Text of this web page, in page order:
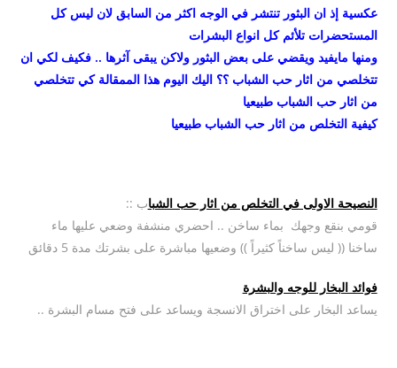
عكسية إذ ان البثور تنتشر في الوجه اكثر من السابق لان ليس كل
المستحضرات تلأئم كل انواع البشرات
ومنها مايفيد ويقضي على بعض البثور ولاكن يبقى آثرها .. فكيف لكي ان
تتخلصي من اثار حب الشباب ؟؟ اليك اليوم هذا الممقالة كي تتخلصي
من اثار حب الشباب طبيعيا
كيفية التخلص من اثار حب الشباب طبيعيا
النصيحة الاولى في التخلص من اثار حب الشباب ::
قومي بنقع وجهك بماء ساخن .. احضري منشفة وضعي عليها ماء
ساخنا (( ليس ساخناً كثيراً )) وضعيها مباشرة على بشرتك مدة 5 دقائق
فوائد البخار للوجه والبشرة
يساعد البخار على اختراق الانسجة ويساعد على فتح مسام البشرة ..